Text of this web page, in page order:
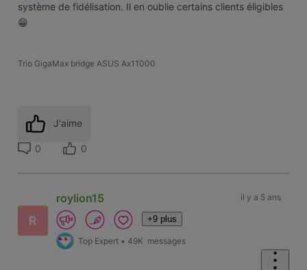
système de fidélisation. Il en oublie certains clients éligibles
😁
Trio GigaMax bridge ASUS Ax11000
J'aime
0 0
R
roylion15
+9 plus
Top Expert • 49K messages
il y a 5 ans